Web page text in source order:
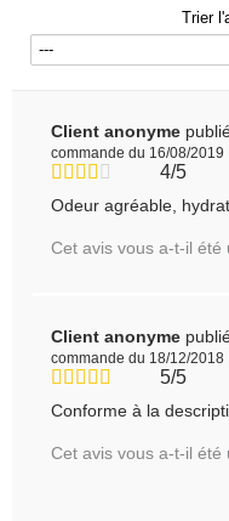
Trier
---
Client anonyme
commande du 16/08/2019
4/5
Odeur agréable,
Cet avis vous a-t-il été
Client anonyme
commande du 18/12/2018
5/5
Conforme à la
Cet avis vous a-t-il été